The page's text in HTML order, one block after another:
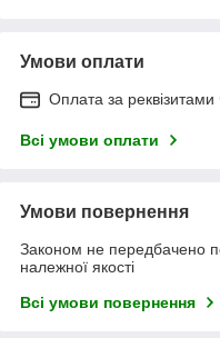
Умови оплати
Оплата за
Всі умови оплати
Умови повернення
Законом не передбачено
належної якості
Всі умови повернення